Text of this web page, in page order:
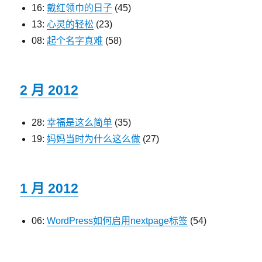
16: 戴红领巾的日子 (45)
13: 心灵的轻松 (23)
08: 起个名字真难 (58)
2 月 2012
28: 幸福是这么简单 (35)
19: 妈妈当时为什么这么做 (27)
1 月 2012
06: WordPress如何启用nextpage标签 (54)